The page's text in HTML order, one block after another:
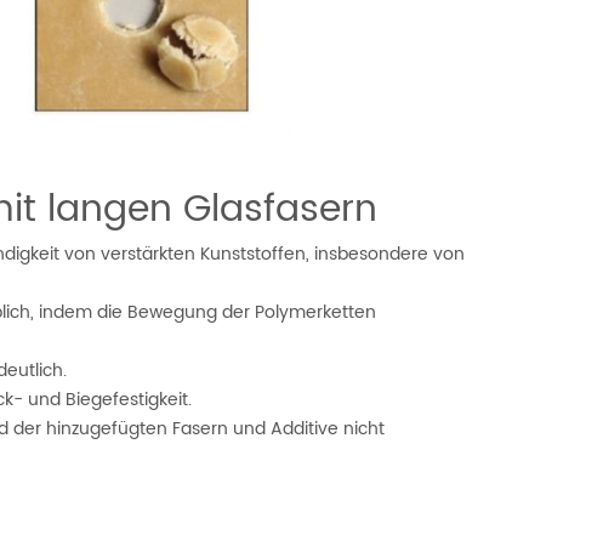
langen Glasfasern
von verstärkten Kunststoffen, insbesondere von
indem die Bewegung der Polymerketten
und Biegefestigkeit.
der hinzugefügten Fasern und Additive nicht